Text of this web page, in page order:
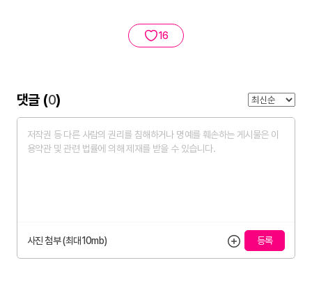
16
댓글 (0)
사진 첨부 (최대10mb)